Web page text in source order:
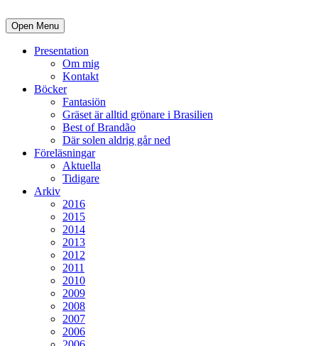
Open Menu
Presentation
Om mig
Kontakt
Böcker
Fantasiön
Gräset är alltid grönare i Brasilien
Best of Brandão
Där solen aldrig går ned
Föreläsningar
Aktuella
Tidigare
Arkiv
2016
2015
2014
2013
2012
2011
2010
2009
2008
2007
2006